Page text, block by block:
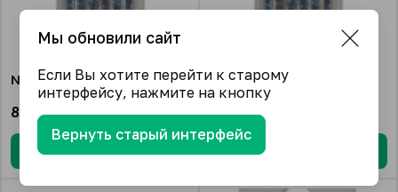
№90
84.08₽/упак.
№100
84.08₽/упак.
Мы обновили сайт
Если Вы хотите перейти к старому
интерфейсу, нажмите на кнопку
Вернуть старый интерфейс